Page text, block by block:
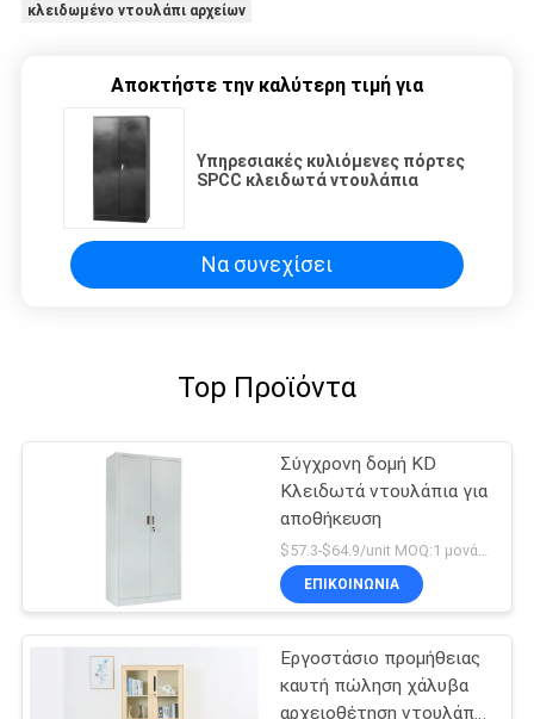
κλειδωμένο ντουλάπι αρχείων
Αποκτήστε την καλύτερη τιμή για
Υπηρεσιακές κυλιόμενες πόρτες
SPCC κλειδωτά ντουλάπια
Να συνεχίσει
Top Προϊόντα
Σύγχρονη δομή KD
Κλειδωτά ντουλάπια για
αποθήκευση
$57.3-$64.9/unit MOQ:1 μονάδα
ΕΠΙΚΟΙΝΩΝΊΑ
Εργοστάσιο προμήθειας
καυτή πώληση χάλυβα
αρχειοθέτηση ντουλάπι